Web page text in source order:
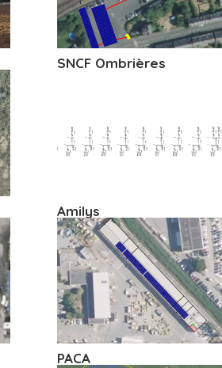
SNCF Ombrières
Amilys
PACA